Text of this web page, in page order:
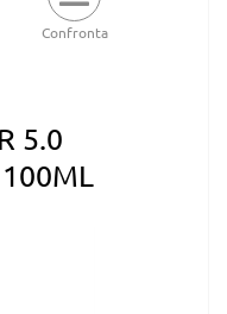
Confronta
5.0